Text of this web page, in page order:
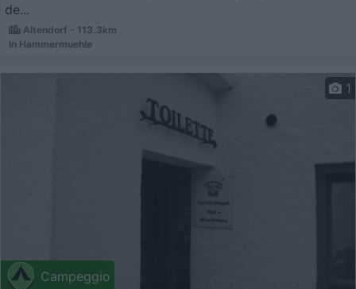
de...
Altendorf - 113.3km
In Hammermuehle
Campeggio
1